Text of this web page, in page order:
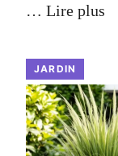
… Lire plus
JARDIN